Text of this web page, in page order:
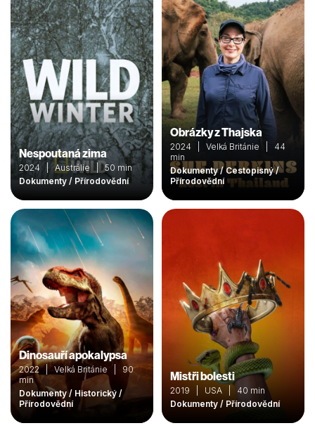
Nespoutaná zima
2024 | Austrálie | 50 min
Dokumenty / Přírodovědní
Obrázky z Thajska
2024 | Velká Británie | 44
min
Dokumenty / Cestopisný /
Přírodovědní
Dinosauří apokalypsa
2022 | Velká Británie | 90
min
Dokumenty / Historický /
Přírodovědní
Mistři bolesti
2019 | USA | 40 min
Dokumenty / Přírodovědní